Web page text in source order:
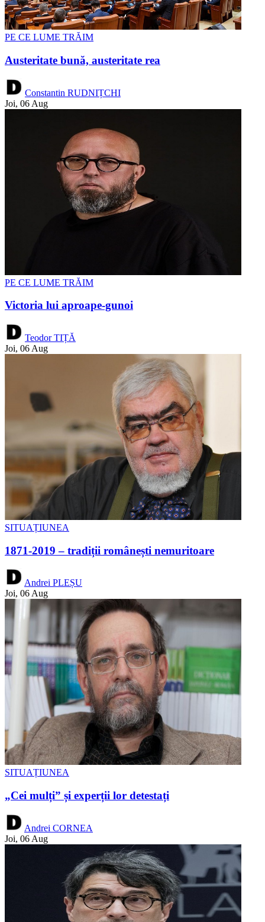
PE CE LUME TRĂIM
Austeritate bună, austeritate rea
Constantin RUDNIȚCHI
Joi, 06 Aug
PE CE LUME TRĂIM
Victoria lui aproape-gunoi
Teodor TIȚĂ
Joi, 06 Aug
SITUAȚIUNEA
1871-2019 – tradiții românești nemuritoare
Andrei PLEȘU
Joi, 06 Aug
SITUAȚIUNEA
„Cei mulți” și experții lor detestați
Andrei CORNEA
Joi, 06 Aug